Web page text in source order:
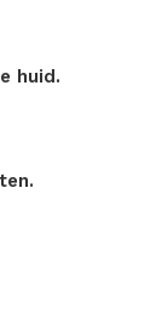
huid.